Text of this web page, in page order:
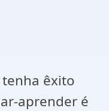
êxito
aprender é